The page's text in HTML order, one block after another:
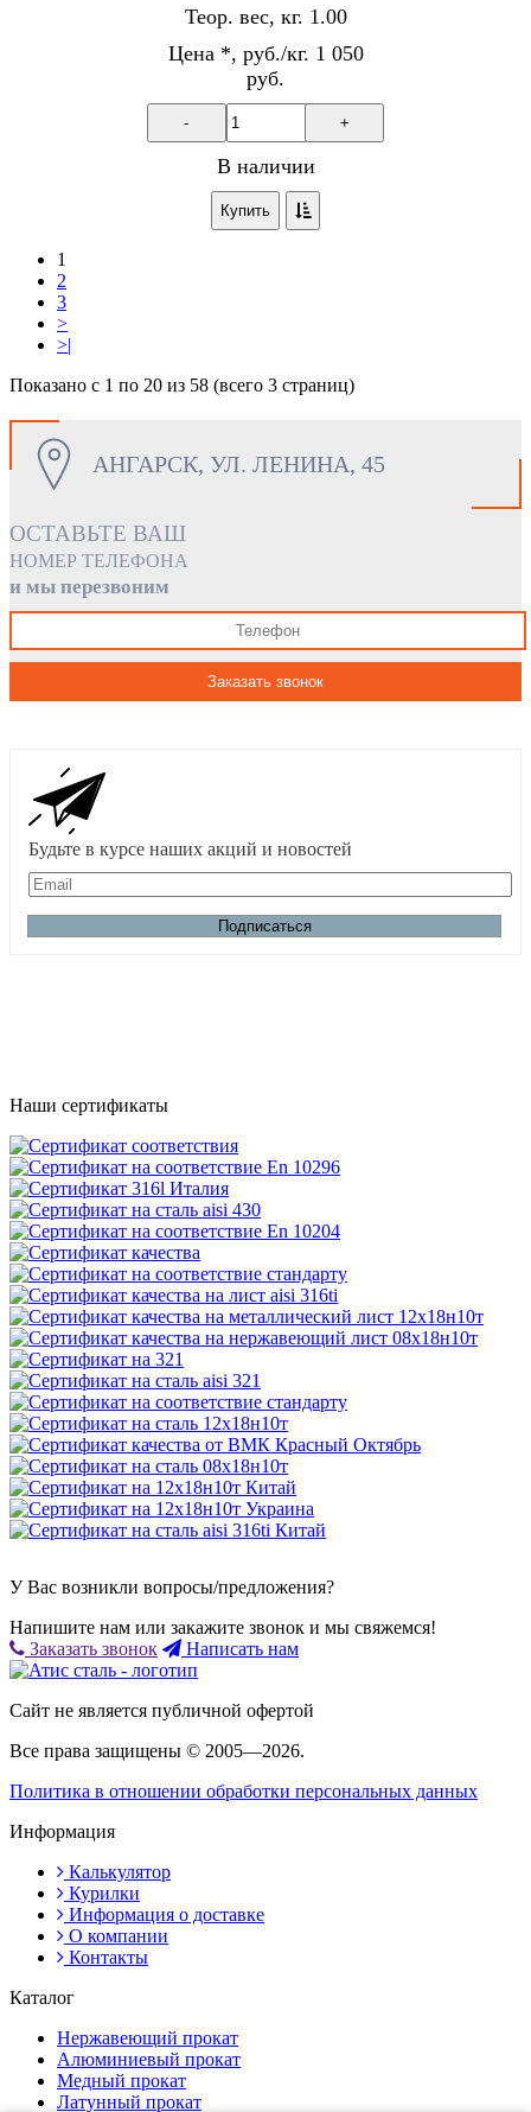
Теор. вес, кг. 1.00
Цена *, руб./кг. 1 050
руб.
- +
В наличии
Купить
1
2
3
>
>|
Показано с 1 по 20 из 58 (всего 3 страниц)
АНГАРСК, УЛ. ЛЕНИНА, 45
ОСТАВЬТЕ ВАШ
НОМЕР ТЕЛЕФОНА
и мы перезвоним
Заказать звонок
Будьте в курсе наших акций и новостей
Email:
Подписаться
Наши сертификаты
У Вас возникли вопросы/предложения?
Напишите нам или закажите звонок и мы свяжемся!
Заказать звонок
Написать нам
Сайт не является публичной офертой
Все права защищены © 2005—2026.
Политика в отношении обработки персональных данных
Информация
Калькулятор
Курилки
Информация о доставке
О компании
Контакты
Каталог
Нержавеющий прокат
Алюминиевый прокат
Медный прокат
Латунный прокат